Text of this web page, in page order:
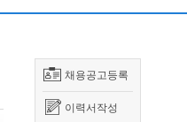
채용공고등록
이력서작성